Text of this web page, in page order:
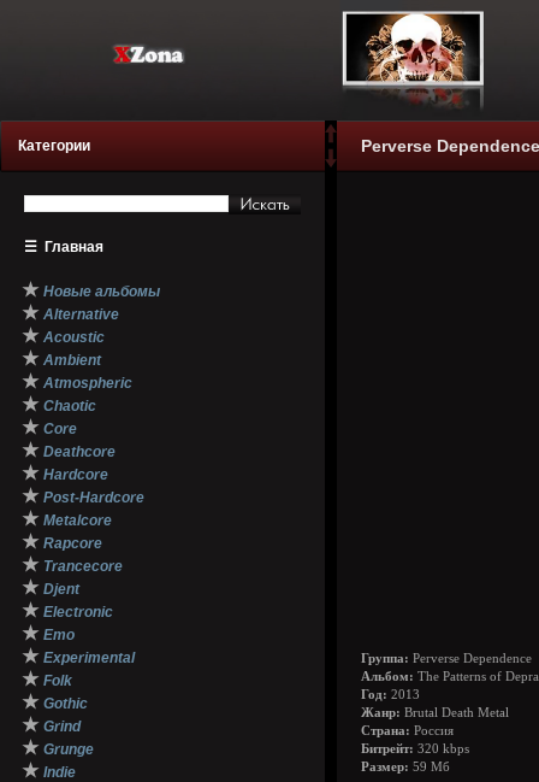
Категории
☰ Главная
★ Новые альбомы
★ Alternative
★ Acoustic
★ Ambient
★ Atmospheric
★ Chaotic
★ Core
★ Deathcore
★ Hardcore
★ Post-Hardcore
★ Metalcore
★ Rapcore
★ Trancecore
★ Djent
★ Electronic
★ Emo
★ Experimental
★ Folk
★ Gothic
★ Grind
★ Grunge
★ Indie
Perverse
Группа: Perverse Dependence
Альбом: The Patterns of
Год: 2013
Жанр: Brutal Death Metal
Страна: Россия
Битрейт: 320 kbps
Размер: 59 Мб